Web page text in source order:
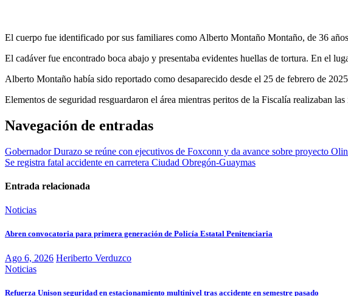
El cuerpo fue identificado por sus familiares como Alberto Montaño Montaño, de 36
El cadáver fue encontrado boca abajo y presentaba evidentes huellas de tortura. En el
Alberto Montaño había sido reportado como desaparecido desde el 25 de febrero de
Elementos de seguridad resguardaron el área mientras peritos de la Fiscalía realizaban
Navegación de entradas
Gobernador Durazo se reúne con ejecutivos de Foxconn y da avance sobre proyecto
Se registra fatal accidente en carretera Ciudad Obregón-Guaymas
Entrada relacionada
Noticias
Abren convocatoria para primera generación de Policía Estatal Penitenciaria
Ago 6, 2026 Heriberto Verduzco
Noticias
Refuerza Unison seguridad en estacionamiento multinivel tras accidente en semestre pasado